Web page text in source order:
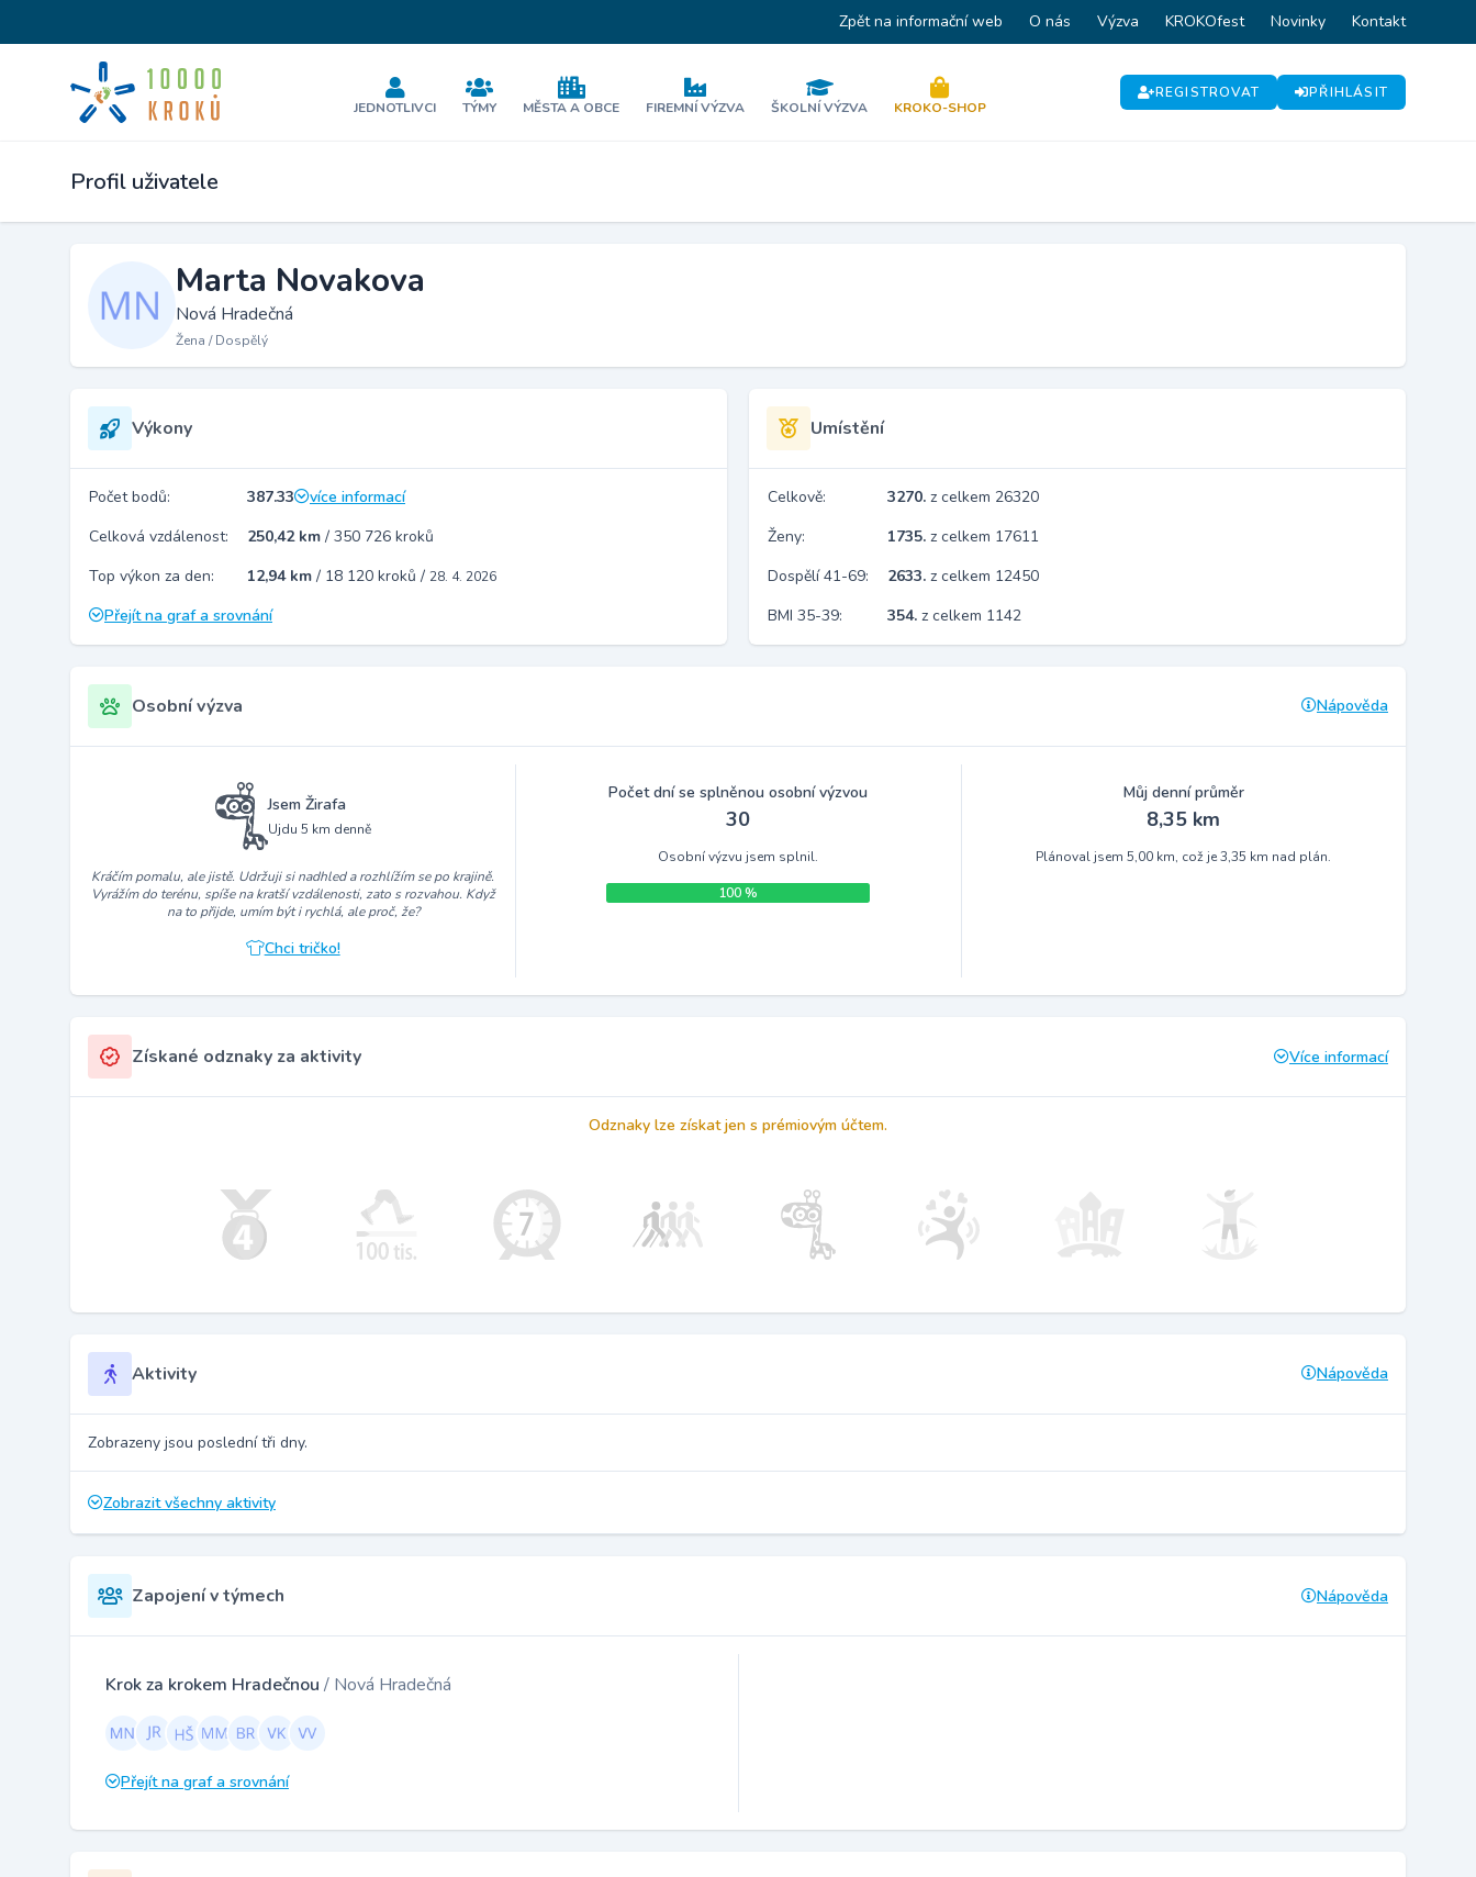
Zpět na informační web O nás Výzva KROKOfest Novinky Kontakt
JEDNOTLIVCI TÝMY MĚSTA A OBCE FIREMNÍ VÝZVA ŠKOLNÍ VÝZVA KROKO-SHOP
REGISTROVAT PŘIHLÁSIT
Profil uživatele
Marta Novakova
Nová Hradečná
Žena / Dospělý
Výkony
Počet bodů: 387.33
více informací
Celková vzdálenost:
250,42 km / 350 726 kroků
Top výkon za den:
12,94 km / 18 120 kroků / 28. 4. 2026
Přejít na graf a srovnání
Umístění
Celkově: 3270. z celkem 26320
Ženy:
1735. z celkem 17611
Dospělí 41-69:
2633. z celkem 12450
BMI 35-39:
354. z celkem 1142
Osobní výzva Nápověda
Jsem Žirafa
Ujdu 5 km denně
Kráčím pomalu, ale jistě. Udržuji si nadhled a rozhlížím se po krajině.
Vyrážím do terénu, spíše na kratší vzdálenosti, zato s rozvahou. Když
na to přijde, umím být i rychlá, ale proč, že?
Chci tričko!
Počet dní se splněnou osobní výzvou
30
Osobní výzvu jsem splnil.
100 %
Můj denní průměr
8,35 km
Plánoval jsem 5,00 km, což je 3,35 km nad plán.
Získané odznaky za aktivity Více informací
Odznaky lze získat jen s prémiovým účtem.
Aktivity Nápověda
Zobrazeny jsou poslední tři dny.
Zobrazit všechny aktivity
Zapojení v týmech Nápověda
Krok za krokem Hradečnou / Nová Hradečná
Přejít na graf a srovnání